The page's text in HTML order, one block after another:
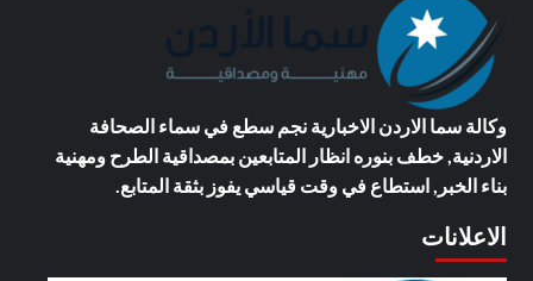
وكالة سما الاردن الاخباريةنجم سطع في سماء الصحافة
الاردنية, خطف بنوره انظار المتابعين بمصداقية الطرح ومهنية
بناء الخبر, استطاع في وقت قياسي يفوز بثقة المتابع.
الاعلانات